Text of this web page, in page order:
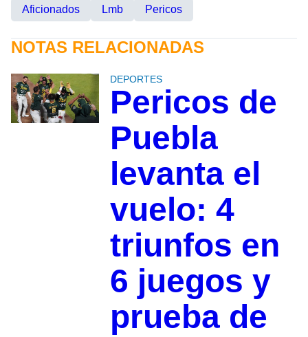
Aficionados Lmb Pericos
NOTAS RELACIONADAS
DEPORTES
Pericos de
Puebla
levanta el
vuelo: 4
triunfos en
6 juegos y
prueba de